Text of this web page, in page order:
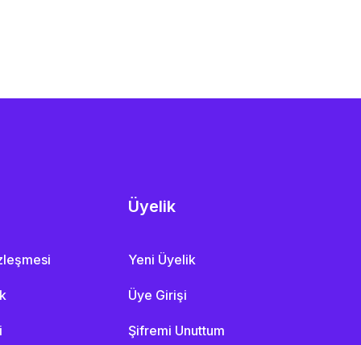
Üyelik
Yeni Üyelik
Üye Girişi
Şifremi Unuttum